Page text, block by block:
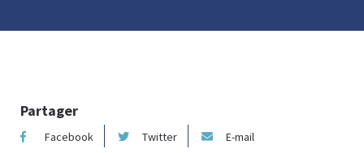
Partager
Facebook Twitter E-mail